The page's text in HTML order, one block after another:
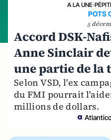
A LA UNE›
POTS
5
Accord DSK-
Anne Sinclair
une partie de la
Selon VSD, l'ex
du FMI pourrait
millions de dollars.